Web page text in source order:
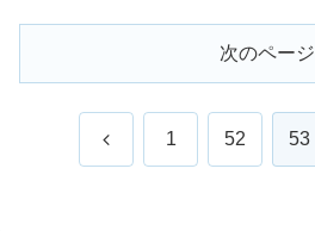
次のページ
前 1 52 53